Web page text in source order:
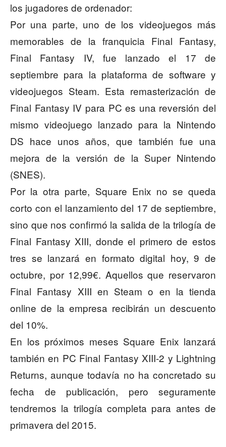
los jugadores de ordenador:
Por una parte, uno de los videojuegos más
memorables de la franquicia Final Fantasy,
Final Fantasy IV, fue lanzado el 17 de
septiembre para la plataforma de software y
videojuegos Steam. Esta remasterización de
Final Fantasy IV para PC es una reversión del
mismo videojuego lanzado para la Nintendo
DS hace unos años, que también fue una
mejora de la versión de la Super Nintendo
(SNES).
Por la otra parte, Square Enix no se queda
corto con el lanzamiento del 17 de septiembre,
sino que nos confirmó la salida de la trilogía de
Final Fantasy XIII, donde el primero de estos
tres se lanzará en formato digital hoy, 9 de
octubre, por 12,99€. Aquellos que reservaron
Final Fantasy XIII en Steam o en la tienda
online de la empresa recibirán un descuento
del 10%.
En los próximos meses Square Enix lanzará
también en PC Final Fantasy XIII-2 y Lightning
Returns, aunque todavía no ha concretado su
fecha de publicación, pero seguramente
tendremos la trilogía completa para antes de
primavera del 2015.